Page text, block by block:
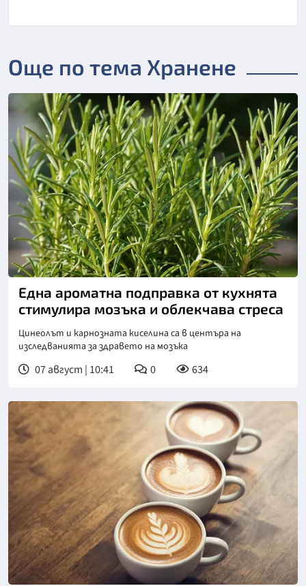
Още по тема Хранене
Снимка: Пиксабей
Една ароматна подправка от кухнята
стимулира мозъка и облекчава стреса
Цинеолът и карнозната киселина са в центъра на
изследванията за здравето на мозъка
07 август | 10:41 0 634
Снимка: Пиксабей